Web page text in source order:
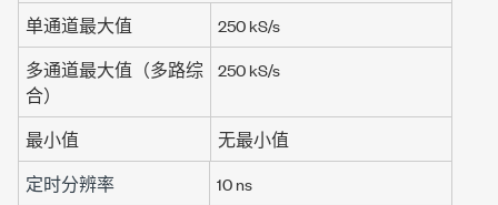
单通道最大值
250 kS/s
多通道最大值（多路综
合）
250 kS/s
最小值
无最小值
定时分辨率
10 ns